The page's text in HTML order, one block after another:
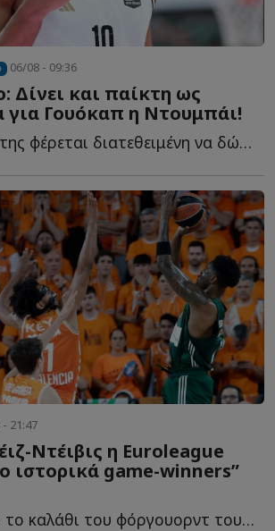
06/08 - 09:36
Δίνει και παίκτη ως
για Γουόκαπ η Ντουμπάι!
Ποιον παίκτη της φέρεται διατεθειμένη να δώσει στον Ο...
21:47
Ντέιβις η Euroleague
ιστορικά game-winners”
To βίντεο από το καλάθι του φόργουορντ του Παναθηναϊκού, π...